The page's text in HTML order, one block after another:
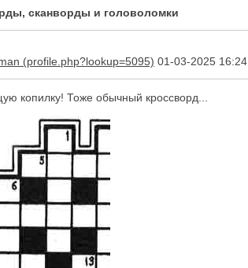
сканворды и головоломки
01-03-2025 16:24
копилку! Тоже обычный кроссворд...